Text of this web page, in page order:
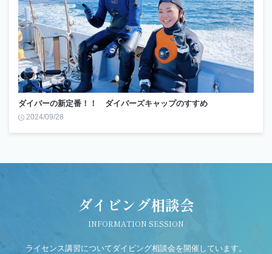
ダイバーの新定番！！ ダイバーズキャップのすすめ
2024/09/28
ダイビング相談会
INFORMATION SESSION
ライセンス講習についてダイビング相談会を開催しています。